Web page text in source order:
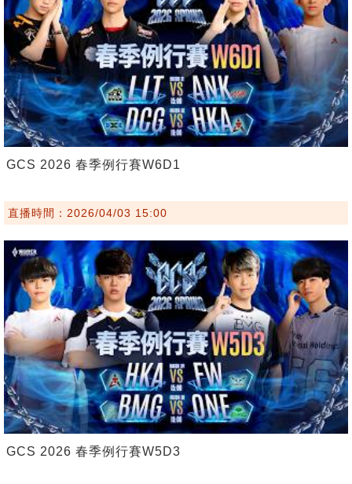
GCS 2026 春季例行賽W6D1
直播時間：2026/04/03 15:00
GCS 2026 春季例行賽W5D3